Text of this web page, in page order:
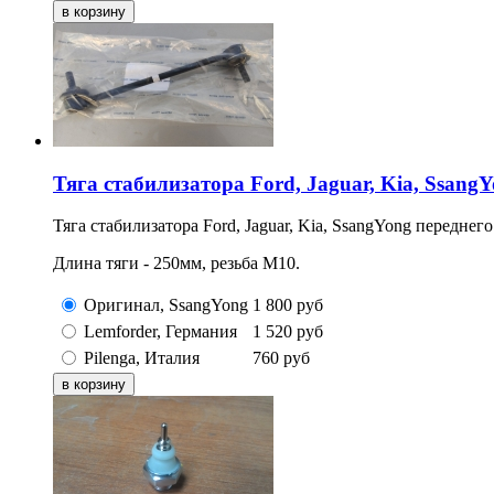
Тяга стабилизатора Ford, Jaguar, Kia,
Тяга стабилизатора Ford, Jaguar, Kia, SsangYong переднего
Длина тяги - 250мм, резьба М10.
Оригинал, SsangYong 1 800 руб
Lemforder, Германия
1 520 руб
Pilenga, Италия
760 руб